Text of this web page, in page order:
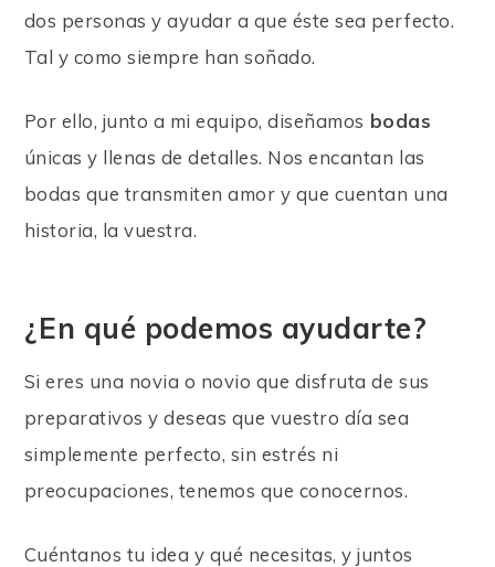
dos personas y ayudar a que éste sea perfecto.
Tal y como siempre han soñado.
Por ello, junto a mi equipo, diseñamos bodas
únicas y llenas de detalles. Nos encantan las
bodas que transmiten amor y que cuentan una
historia, la vuestra.
¿En qué podemos ayudarte?
Si eres una novia o novio que disfruta de sus
preparativos y deseas que vuestro día sea
simplemente perfecto, sin estrés ni
preocupaciones, tenemos que conocernos.
Cuéntanos tu idea y qué necesitas, y juntos